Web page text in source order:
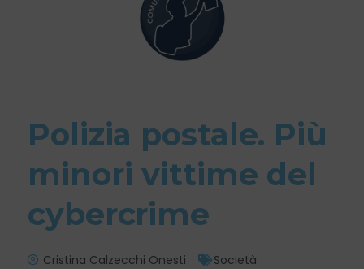
Polizia postale. Più
minori vittime del
cybercrime
Cristina Calzecchi Onesti
Società